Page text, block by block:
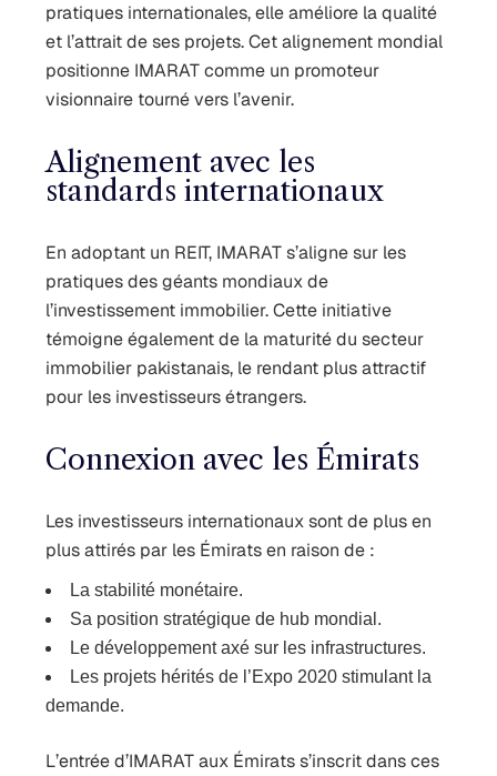
pratiques internationales, elle améliore la qualité
et l’attrait de ses projets. Cet alignement mondial
positionne IMARAT comme un promoteur
visionnaire tourné vers l’avenir.
Alignement avec les
standards internationaux
En adoptant un REIT, IMARAT s’aligne sur les
pratiques des géants mondiaux de
l’investissement immobilier. Cette initiative
témoigne également de la maturité du secteur
immobilier pakistanais, le rendant plus attractif
pour les investisseurs étrangers.
Connexion avec les Émirats
Les investisseurs internationaux sont de plus en
plus attirés par les Émirats en raison de :
La stabilité monétaire.
Sa position stratégique de hub mondial.
Le développement axé sur les infrastructures.
Les projets hérités de l’Expo 2020 stimulant la
demande.
L’entrée d’IMARAT aux Émirats s’inscrit dans ces